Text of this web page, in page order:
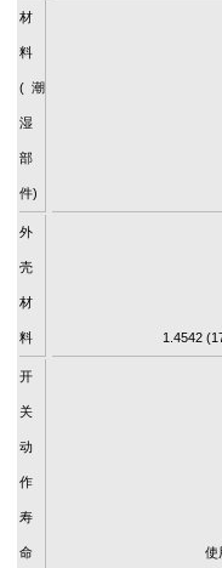
材
料
(潮
湿
部
件)
外
壳
材
料 1.4542
开
关
动
作
寿
命 使